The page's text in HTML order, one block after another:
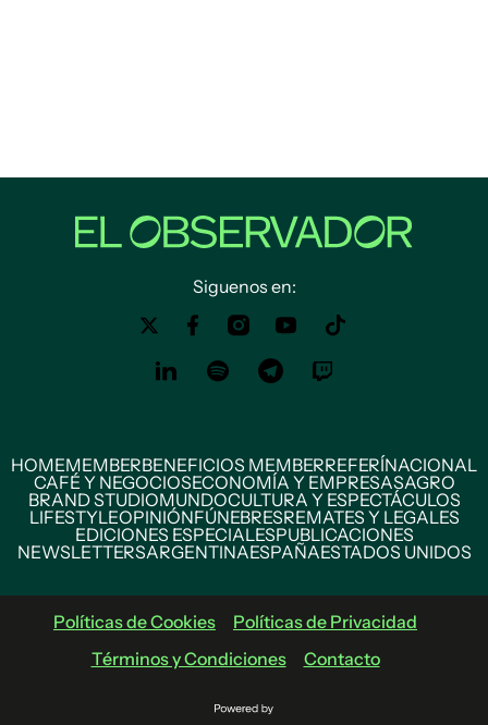
Siguenos en:
HOMEMEMBERBENEFICIOS MEMBERREFERÍNACIONAL
CAFÉ Y NEGOCIOSECONOMÍA Y EMPRESASAGRO
BRAND STUDIOMUNDOCULTURA Y ESPECTÁCULOS
LIFESTYLEOPINIÓNFÚNEBRESREMATES Y LEGALES
EDICIONES ESPECIALESPUBLICACIONES
NEWSLETTERSARGENTINAESPAÑAESTADOS UNIDOS
Políticas de Cookies
Políticas de Privacidad
Términos y Condiciones
Contacto